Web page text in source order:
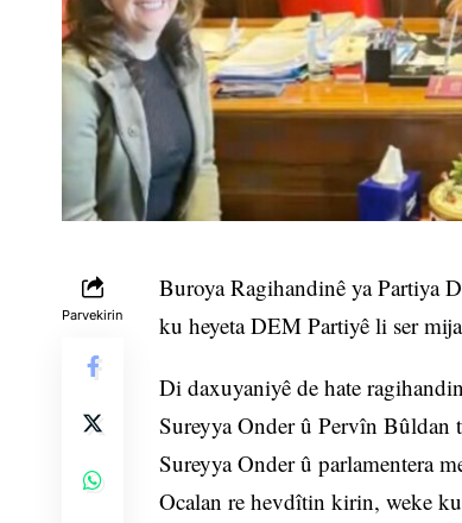
Parvekirin
Buroya Ragihandinê ya Partiya
ku heyeta DEM Partiyê li ser
Di daxuyaniyê de hate
Sureyya Onder û Pervîn Bûldan
Sureyya Onder û parlamentera
Ocalan re hevdîtin kirin, weke